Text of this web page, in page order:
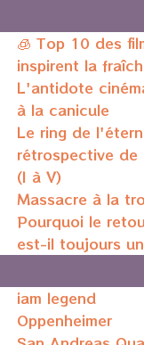
🧊 Top 10 des
inspirent la
L'antidote
à la canicule
Le ring de
rétrospective de
(I à V)
Massacre à la
Pourquoi le
est-il toujours
iam legend
Oppenheimer